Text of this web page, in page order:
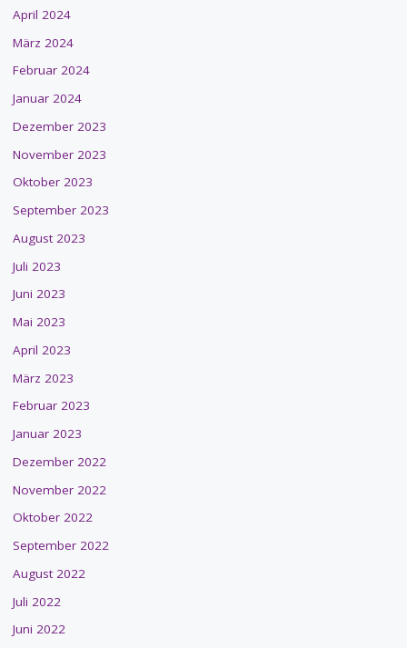
April 2024
März 2024
Februar 2024
Januar 2024
Dezember 2023
November 2023
Oktober 2023
September 2023
August 2023
Juli 2023
Juni 2023
Mai 2023
April 2023
März 2023
Februar 2023
Januar 2023
Dezember 2022
November 2022
Oktober 2022
September 2022
August 2022
Juli 2022
Juni 2022